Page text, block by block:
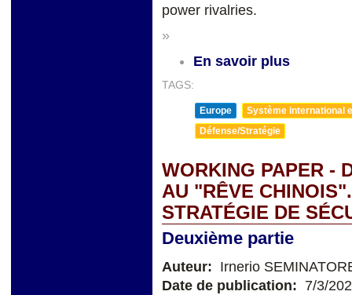
power rivalries.
»
En savoir plus
TAGS:
Europe
Système international
Défense/Stratégie
WORKING PAPER -
AU "RÊVE
STRATÉGIE DE
Deuxième partie
Auteur: Irnerio
Date de publication: 7/3/